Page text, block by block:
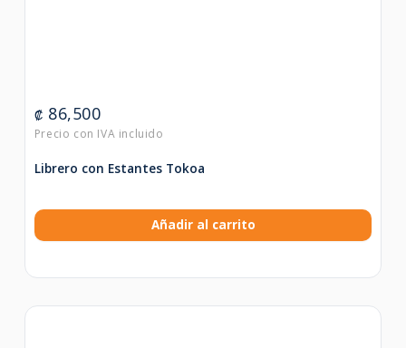
₡ 86,500
Librero con Estantes Tokoa
Añadir al carrito